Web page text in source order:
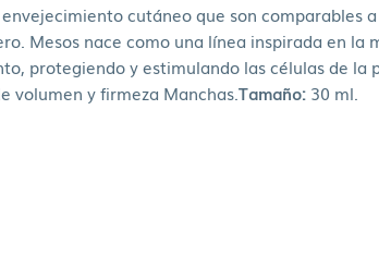
cutáneo que son comparables
Mesos nace como una línea inspirada en la
protegiendo y estimulando las células de la
volumen y firmeza Manchas.Tamaño: 30 ml.